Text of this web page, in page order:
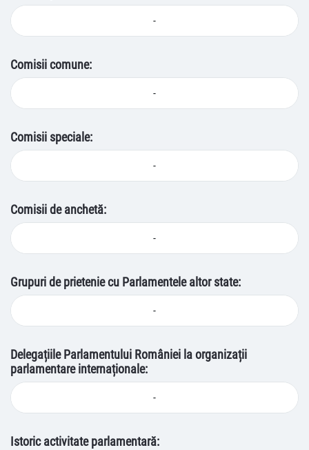
-
Comisii comune:
-
Comisii speciale:
-
Comisii de anchetă:
-
Grupuri de prietenie cu Parlamentele altor state:
-
Delegațiile Parlamentului României la organizații
parlamentare internaționale:
-
Istoric activitate parlamentară: